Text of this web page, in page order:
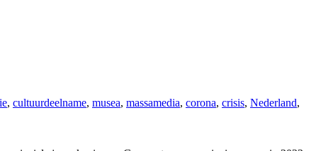
, cultuurdeelname, musea, massamedia, corona, crisis, Nederland,